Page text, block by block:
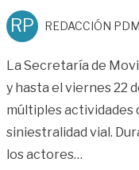
RP REDACCIÓN PDM
La Secretaría de
y hasta el viernes 22
múltiples actividades
siniestralidad vial.
los actores…